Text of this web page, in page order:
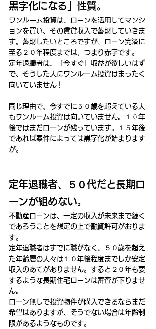
黒字化になる」性質。
ワンルーム投資は、ローンを活用してマンシ
ョンを買い、その賃貸収入で蓄財していきま
す。蓄財したいところですが、ローン完済に
至る２０年程度までは、つまり赤字です。
定年退職者は、「今すぐ」収益が欲しいはず
で、そうした人にワンルーム投資はまったく
向いていません！
同じ理由で、今すでに５０歳を超えている人
もワンルーム投資は向いていません。１０年
後ではまだローンが残っています。１５年後
であれば案件によっては黒字化が始まります
が。
定年退職者、５０代だと長期ロ
ーンが組めない。
不動産ローンは、一定の収入が未来まで続く
であろうことを想定の上で融資許可がおりま
す。
定年退職者はすでに職がなく、５０歳を超え
た年齢層の人々は１０年後程度までしか安定
収入のあてがありません。すると２０年も要
するような長期住宅ローンは審査が下りませ
ん。
ローン無しで投資物件が購入できるならまだ
希望はありますが、そうでない場合は年齢制
限があるようなものです。